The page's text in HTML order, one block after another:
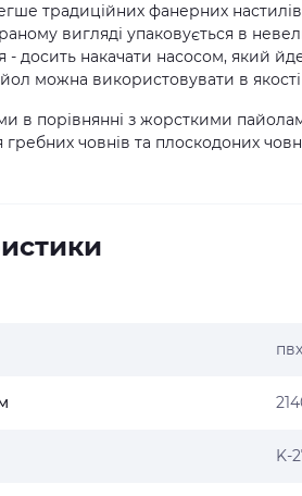
традиційних фанерних настилів
вигляді упаковується в
- досить накачати насосом, який
можна використовувати в
в порівнянні з жорсткими
гребних човнів та плоскодоних
пвх
K-